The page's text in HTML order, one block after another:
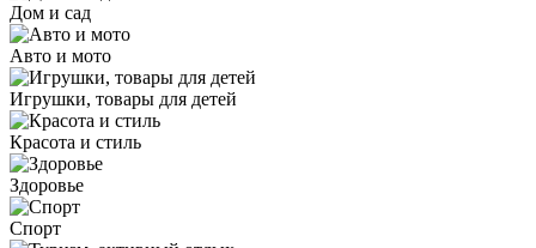
Дом и сад
Авто и мото
Игрушки, товары для детей
Красота и стиль
Здоровье
Спорт